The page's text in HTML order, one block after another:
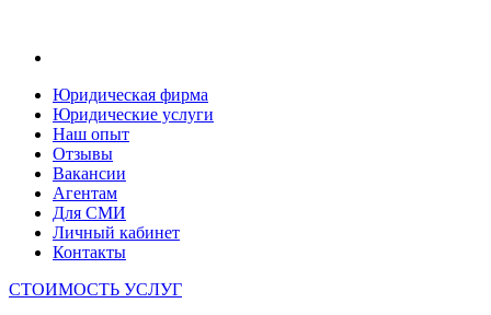
Юридическая фирма
Юридические услуги
Наш опыт
Отзывы
Вакансии
Агентам
Для СМИ
Личный кабинет
Контакты
СТОИМОСТЬ УСЛУГ